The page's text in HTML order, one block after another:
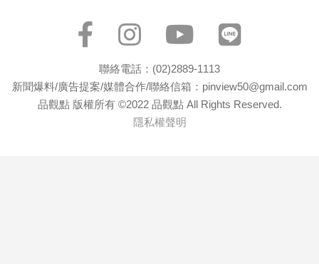
區
聯絡電話：(02)2889-1113
新聞爆料/廣告提案/媒體合作/聯絡信箱：pinview50@gmail.com
品觀點 版權所有 ©2022 品觀點 All Rights Reserved.
隱私權聲明